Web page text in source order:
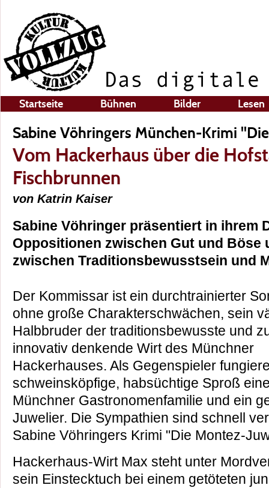
Startseite Bühnen Bilder Lesen
Sabine Vöhringers München-Krimi
Vom Hackerhaus über die
Fischbrunnen
von Katrin Kaiser
Sabine Vöhringer präsentiert in ihrem
Oppositionen zwischen Gut und Böse
zwischen Traditionsbewusstsein und
Der Kommissar ist ein durchtrainierter
ohne große Charakterschwächen, sein
Halbbruder der traditionsbewusste und
innovativ denkende Wirt des Münchner
Hackerhauses. Als Gegenspieler
schweinsköpfige, habsüchtige Sproß
Münchner Gastronomenfamilie und ein
Juwelier. Die Sympathien sind schnell
Sabine Vöhringers Krimi "Die Montez-
Hackerhaus-Wirt Max steht unter
sein Einstecktuch bei einem getöteten